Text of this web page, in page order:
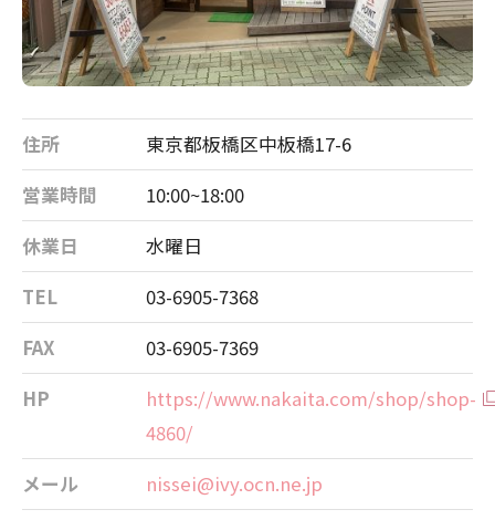
住所
東京都板橋区中板橋17-6
営業時間
10:00~18:00
休業日
水曜日
TEL
03-6905-7368
FAX
03-6905-7369
HP
https://www.nakaita.com/shop/shop-
4860/
メール
nissei@ivy.ocn.ne.jp